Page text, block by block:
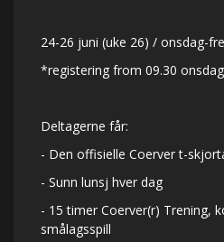
24-26 juni (uke 26) / onsdag-
*registering from 09.30 onsdag
Deltagerne får:
- Den offisielle Coerver t-
- Sunn lunsj hver dag
- 15 timer Coerver(r) Trening,
smålagsspill